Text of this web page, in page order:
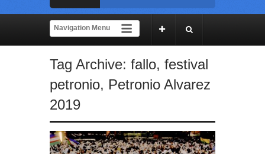
NOTICIAS
La Arena USC será el escenario de la posesión presidencial de Abelardo
Rápida reacción policial evitó que presunto agresor escapara tras atacar
Frustran atentado con bus bomba que iba dirigido contra Cali durante la
Tag Archive: fallo, festival
petronio, Petronio Alvarez
2019